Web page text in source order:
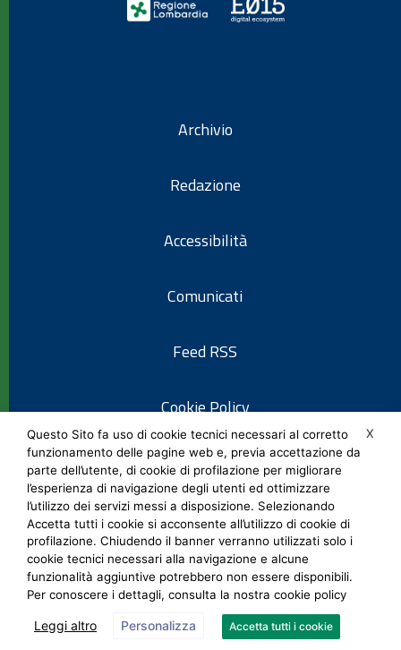
Archivio
Redazione
Accessibilità
Comunicati
Feed RSS
Cookie Policy
Informativa privacy
Note legali
Social Media Policy
X
Questo Sito fa uso di cookie tecnici necessari al corretto
funzionamento delle pagine web e, previa accettazione da
parte dell’utente, di cookie di profilazione per migliorare
l’esperienza di navigazione degli utenti ed ottimizzare
l’utilizzo dei servizi messi a disposizione. Selezionando
Accetta tutti i cookie si acconsente all’utilizzo di cookie di
profilazione. Chiudendo il banner verranno utilizzati solo i
cookie tecnici necessari alla navigazione e alcune
funzionalità aggiuntive potrebbero non essere disponibili.
Per conoscere i dettagli, consulta la nostra cookie policy
Leggi altro Personalizza Accetta tutti i cookie